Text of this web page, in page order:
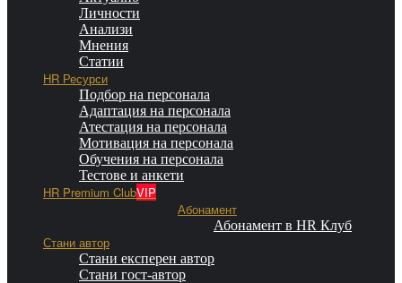
Личности
Анализи
Мнения
Статии
HR Ресурси
Подбор на персонала
Адаптация на персонала
Атестация на персонала
Мотивация на персонала
Обучения на персонала
Тестове и анкети
HR Premium ClubVIP
Абонамент
Абонамент в HR Клуб
Стани автор
Стани експерен автор
Стани гост-автор